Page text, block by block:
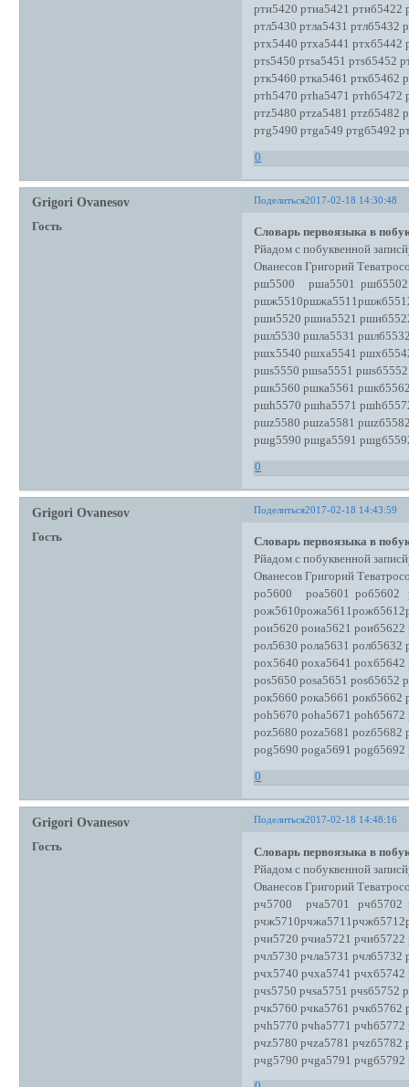
рти5420 ртиа5421 ртиб5422
ртл5430 ртла5431 ртлб5432
ртх5440 ртха5441 ртхб5442
ртs5450 ртsа5451 ртsб5452
ртк5460 ртка5461 рткб5462
ртh5470 ртhа5471 ртhб5472
ртz5480 ртzа5481 ртzб5482
ртg5490 ртgа549 ртgб5492
0
Поделиться2017-02-18 14:30:48
Grigori Ovanesov
Гость
Словарь первоязыка в
Рйадом с побуквенной
Ованесов Григорий
рш5500 рша5501
рши5520 ршиа5521
ршл5530 ршла5531
ршх5540 ршха5541
ршs5550 ршsа5551
ршк5560 ршка5561
ршh5570 ршhа5571
ршz5580 ршzа5581
ршg5590 ршgа5591
0
Поделиться2017-02-18 14:43:59
Grigori Ovanesov
Гость
Словарь первоязыка в
Рйадом с побуквенной
Ованесов Григорий
ро5600 роа5601 роб5602
рои5620 роиа5621
рол5630 рола5631 ролб5632
рох5640 роха5641
роs5650 роsа5651 роsб5652
рок5660 рока5661 рокб5662
роh5670 роhа5671
роz5680 роzа5681 роzб5682
роg5690 роgа5691
0
Поделиться2017-02-18 14:48:16
Grigori Ovanesov
Гость
Словарь первоязыка в
Рйадом с побуквенной
Ованесов Григорий
рч5700 рча5701 рчб5702
рчи5720 рчиа5721
рчл5730 рчла5731 рчлб5732
рчх5740 рчха5741
рчs5750 рчsа5751 рчsб5752
рчк5760 рчка5761 рчкб5762
рчh5770 рчhа5771
рчz5780 рчzа5781 рчzб5782
рчg5790 рчgа5791